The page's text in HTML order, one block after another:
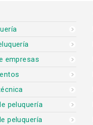
empresas
peluquería
peluquería